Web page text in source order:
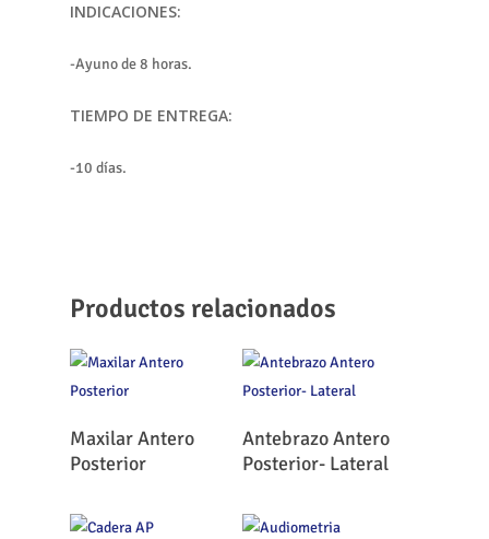
INDICACIONES:
-Ayuno de 8 horas.
TIEMPO DE ENTREGA:
-10 días.
Productos relacionados
Leer Más
Maxilar Antero
Posterior
Leer Más
Antebrazo Antero
Posterior- Lateral